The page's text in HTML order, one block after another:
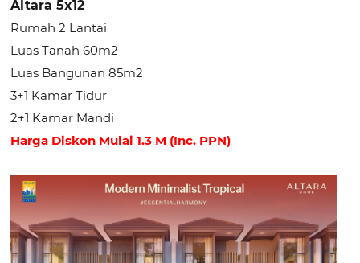
Altara 5x12
Rumah 2 Lantai
Luas Tanah 60m2
Luas Bangunan 85m2
3+1 Kamar Tidur
2+1 Kamar Mandi
Harga Diskon Mulai 1.3 M (Inc. PPN)